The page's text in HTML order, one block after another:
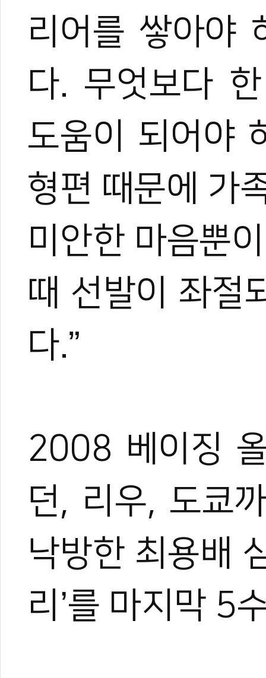
리어를 쌓아야
다. 무엇보다
도움이 되어야
형편 때문에 가
미안한 마음뿐
때 선발이 좌절
다.”
2008 베이징
던, 리우, 도쿄
낙방한 최용배
리’를 마지막 5